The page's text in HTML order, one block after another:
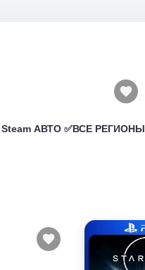
Steam АВТО ✅ВСЕ РЕГИОНЫ